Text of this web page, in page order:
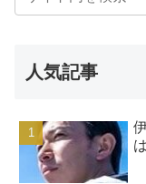
人気記事